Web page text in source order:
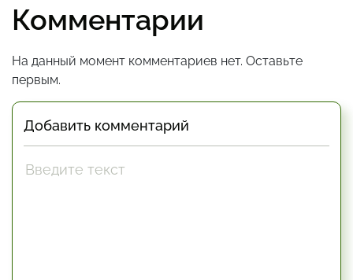
Комментарии
На данный момент комментариев нет. Оставьте
первым.
Добавить комментарий